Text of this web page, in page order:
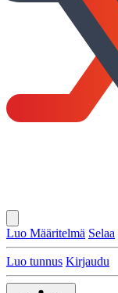
Luo Määritelmä Selaa
Luo tunnus Kirjaudu